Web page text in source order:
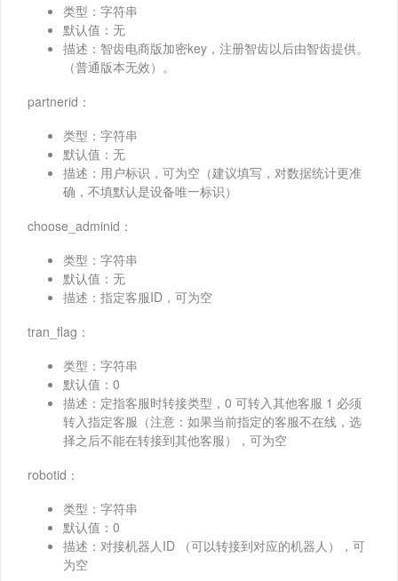
类型：字符串
默认值：无
描述：智齿电商版加密key，注册智齿以后由智齿提供。
（普通版本无效）。
partnerid：
类型：字符串
默认值：无
描述：用户标识，可为空（建议填写，对数据统计更准
确，不填默认是设备唯一标识）
choose_adminid：
类型：字符串
默认值：无
描述：指定客服ID，可为空
tran_flag：
类型：字符串
默认值：0
描述：定指客服时转接类型，0 可转入其他客服 1 必须
转入指定客服（注意：如果当前指定的客服不在线，选
择之后不能在转接到其他客服），可为空
robotid：
类型：字符串
默认值：0
描述：对接机器人ID （可以转接到对应的机器人），可
为空